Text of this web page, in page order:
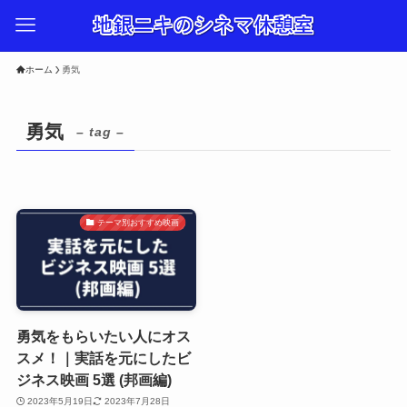
ホーム 勇気
勇気 – tag –
テーマ別おすすめ映画
勇気をもらいたい人にオス
スメ！｜実話を元にしたビ
ジネス映画 5選 (邦画編)
2023年5月19日 2023年7月28日